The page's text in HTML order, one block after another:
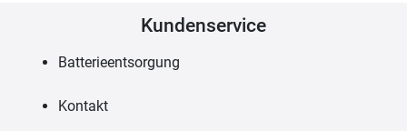
Kundenservice
Batterieentsorgung
Kontakt